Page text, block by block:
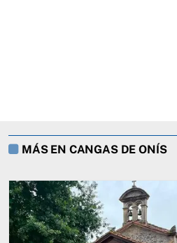
MÁS EN CANGAS DE ONÍS